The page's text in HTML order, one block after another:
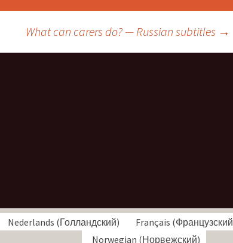
What can carers do? — Russian subtitles →
Nederlands (Голландский) Français (Французский
Norwegian (Норвежский)